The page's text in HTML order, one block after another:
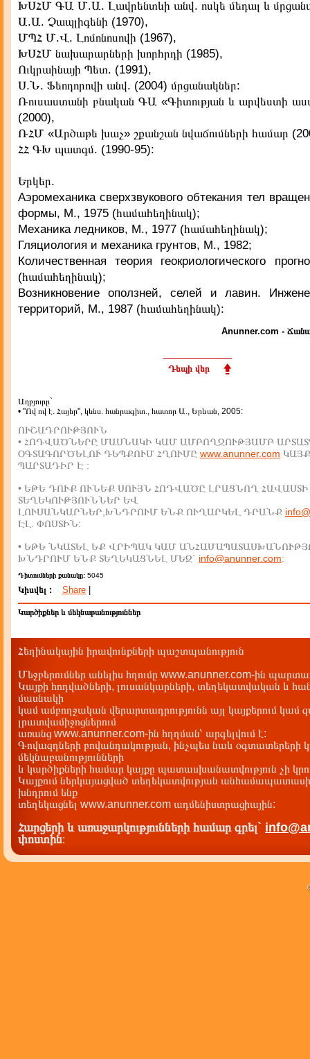
ԽՍՀՄ ԳԱ Մ.Ա. Լավրենտևի անվ. ոսկե մեդալ և
Ա.Ա. Չապլիգենի (1970),
ՄՊՀ Մ.Վ. Լոմոնոսովի (1967),
ԽՍՀՄ նախարարների խորհրդի (1985),
Ուկրաինայի Պետ. (1991),
Ս.Ն. Ֆեոդորովի անվ. (2004) մրցանակներ:
Ռուսաստանի բնական ԳԱ «Գիտության և արվեստի
(2000),
ՌՀՄ «Արծաթե խաչ» շքանշան նվաճումների համար
ՀՀ ԳԽ պատգմ. (1990-95):
Երկեր.
Аэромеханика сверхзвукового обтекания тел
формы, М., 1975 (համահեղինակ);
Механика ледников, М., 1977 (համահեղինակ);
Гляциология и механика грунтов, М., 1982;
Количественная теория геокриологического
(համահեղինակ);
Возникновение оползней, селей и лавин.
территорий, М., 1987 (համահեղինակ):
Anunner.com -
Դեպի վեր
Աղբյուրը`
• "Ով ով է. Հայեր", կենս. հանրագիտ., հատոր Ա., Երևան, 2005:
ՈՒՇԱԴՐՈՒԹՅՈՒՆ
• ՀՈԴՎԱԾՆԵՐԸ ՄԱՍՆԱԿԻ ԿԱՄ ԱՄԲՈՂՋՈՒԹՅԱՄԲ
ՕԳՏԱԳՈՐԾԵԼՈՒ ԴԵՊՔՈՒՄ ՀՂՈՒՄԸ www.anunner.com
ՊԱՐՏԱԴԻՐ Է :
• ԵԹԵ ԴՈՒՔ ՈՒՆԵՔ ՍՈՒՅՆ ՀՈԴՎԱԾԸ ԼՐԱՑՆՈՂ ՀԱՎԱՍՏԻ
ՏԵՂԵԿՈՒԹՅՈՒՆՆԵՐ ԵՎ
ԼՈՒՍԱՆԿԱՐՆԵՐ,ԽՆԴՐՈՒՄ ԵՆՔ ՈՒՂԱՐԿԵԼ ԴՐԱՆՔ
ԷԼ. ՓՈՍՏԻՆ:
• ԵԹԵ ՆԿԱՏԵԼ ԵՔ ՎՐԻՊԱԿ ԿԱՄ
ԽՆԴՐՈՒՄ ԵՆՔ ՏԵՂԵԿԱՑՆԵԼ ՄԵԶ` info@anunner.com:
Դիտումների քանակը: 5045
Կիսվել : Share
Կարծիքներ և մեկնաբանություններ
Հեղինակային իրավունքների պաշտպանություն
Մեջբերումներ անելիս հղումը www.anunner.com-ին
Կայքի հոդվածների, լուսանկարների, տեղեկատվական և
մասնակի
կամ ամբողջական վերարտադրությունն այլ կայքերում կամ
լրատվամիջոցներում
առանց www.anunner.com-ին հղղման՝ արգելվում է:
Գովազդների բովանդակության, ինչպես նաև օգտատերերի
մեկնաբանությունների
և կարծիքների համար կայքը պատասխանատվություն չի
Կայքում ներկայացված տեղեկատվության
խնդրում ենք
տեղեկացնել www.anunner.com ադմենիստրացիային:
Հարցերի և առաջարկությունների համար գրել`
փոստին: